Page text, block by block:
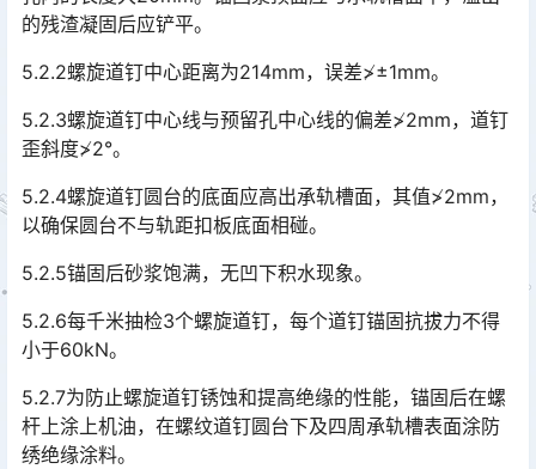
的残渣凝固后应铲平。󠅅󠅃󠄵󠅂󠄪󠇖󠆨󠆨󠇕󠆞󠆒󠅬󠇘󠆭󠆘󠇙󠆝󠅵󠇗󠆭󠆁󠄐󠇗󠅹󠅸󠇖󠆍󠅳󠇖󠅹󠅰󠇖󠆌󠅹
5.2.2螺旋道钉中心距离为214mm，误差≯±1mm。
5.2.3螺旋道钉中心线与预留孔中心线的偏差≯2mm，道钉
歪斜度≯2°。
5.2.4螺旋道钉圆台的底面应高出承轨槽面，其值≯2mm，
以确保圆台不与轨距扣板底面相碰。
5.2.5锚固后砂浆饱满，无凹下积水现象。
5.2.6每千米抽检3个螺旋道钉，每个道钉锚固抗拔力不得
小于60kN。
5.2.7为防止螺旋道钉锈蚀和提高绝缘的性能，锚固后在螺
杆上涂上机油，在螺纹道钉圆台下及四周承轨槽表面涂防
绣绝缘涂料。